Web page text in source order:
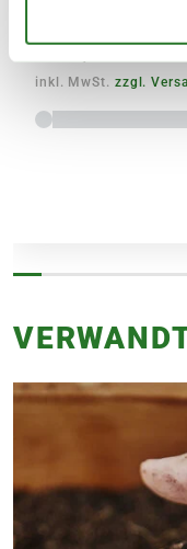
11,99
inkl. MwSt. zzgl.